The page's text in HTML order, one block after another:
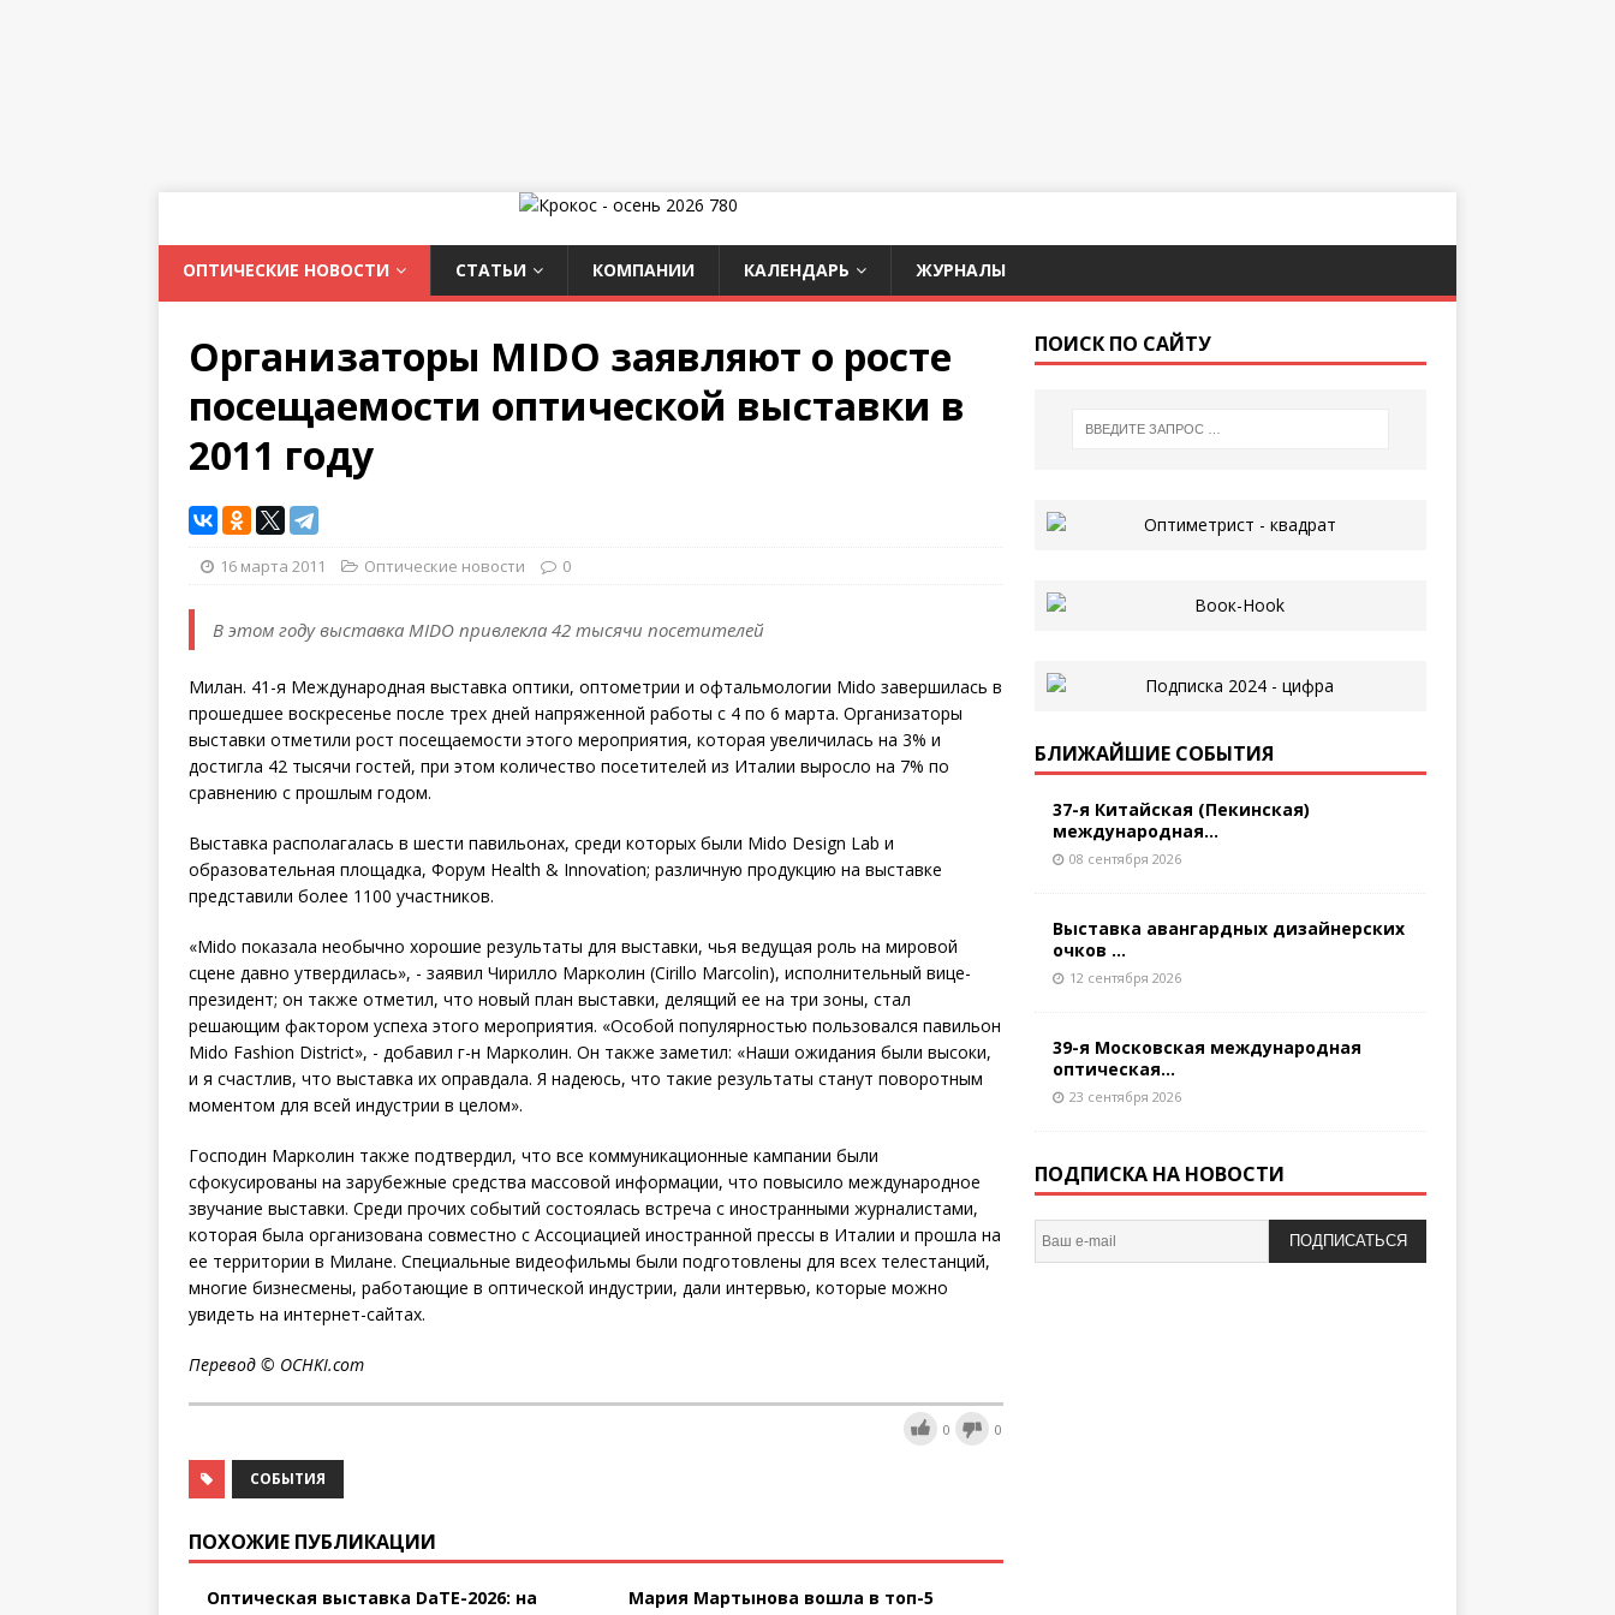
ОПТИЧЕСКИЕ НОВОСТИ СТАТЬИ КОМПАНИИ КАЛЕНДАРЬ ЖУРНАЛЫ
Организаторы MIDO заявляют о росте
посещаемости оптической выставки в
2011 году
16 марта 2011 Оптические новости 0
В этом году выставка MIDO привлекла 42 тысячи посетителей
Милан. 41-я Международная выставка оптики, оптометрии и офтальмологии Mido завершилась в
прошедшее воскресенье после трех дней напряженной работы с 4 по 6 марта. Организаторы
выставки отметили рост посещаемости этого мероприятия, которая увеличилась на 3% и
достигла 42 тысячи гостей, при этом количество посетителей из Италии выросло на 7% по
сравнению с прошлым годом.
Выставка располагалась в шести павильонах, среди которых были Mido Design Lab и
образовательная площадка, Форум Health & Innovation; различную продукцию на выставке
представили более 1100 участников.
«Mido показала необычно хорошие результаты для выставки, чья ведущая роль на мировой
сцене давно утвердилась», - заявил Чирилло Марколин (Cirillo Marcolin), исполнительный вице-
президент; он также отметил, что новый план выставки, делящий ее на три зоны, стал
решающим фактором успеха этого мероприятия. «Особой популярностью пользовался павильон
Mido Fashion District», - добавил г-н Марколин. Он также заметил: «Наши ожидания были высоки,
и я счастлив, что выставка их оправдала. Я надеюсь, что такие результаты станут поворотным
моментом для всей индустрии в целом».
Господин Марколин также подтвердил, что все коммуникационные кампании были
сфокусированы на зарубежные средства массовой информации, что повысило международное
звучание выставки. Среди прочих событий состоялась встреча с иностранными журналистами,
которая была организована совместно с Ассоциацией иностранной прессы в Италии и прошла на
ее территории в Милане. Специальные видеофильмы были подготовлены для всех телестанций,
многие бизнесмены, работающие в оптической индустрии, дали интервью, которые можно
увидеть на интернет-сайтах.
Перевод © OCHKI.com
0 0
СОБЫТИЯ
ПОХОЖИЕ ПУБЛИКАЦИИ
Оптическая выставка DaTE-2026: на
Мария Мартынова вошла в топ-5
ПОИСК ПО САЙТУ
БЛИЖАЙШИЕ СОБЫТИЯ
37-я Китайская (Пекинская)
международная...
08 сентября 2026
Выставка авангардных дизайнерских
очков ...
12 сентября 2026
39-я Московская международная
оптическая...
23 сентября 2026
ПОДПИСКА НА НОВОСТИ
ПОДПИСАТЬСЯ